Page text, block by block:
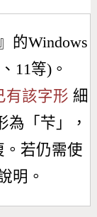
的Windows
11等)。
有該字形 細
為「 芐 」，
若仍需使
明。